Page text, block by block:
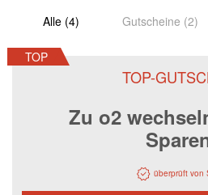
Fressnapf
Sonderaktionen
Alle (4) Gutscheine (2)
TOP
TOP-
Zu o2
überprüft von